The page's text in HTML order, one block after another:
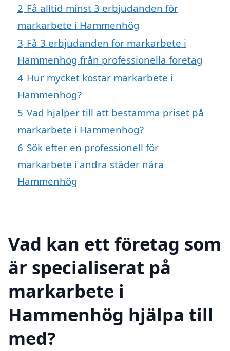
2 Få alltid minst 3 erbjudanden för
markarbete i Hammenhög
3 Få 3 erbjudanden för markarbete i
Hammenhög från professionella företag
4 Hur mycket kostar markarbete i
Hammenhög?
5 Vad hjälper till att bestämma priset på
markarbete i Hammenhög?
6 Sök efter en professionell för
markarbete i andra städer nära
Hammenhög
Vad kan ett företag som
är specialiserat på
markarbete i
Hammenhög hjälpa till
med?